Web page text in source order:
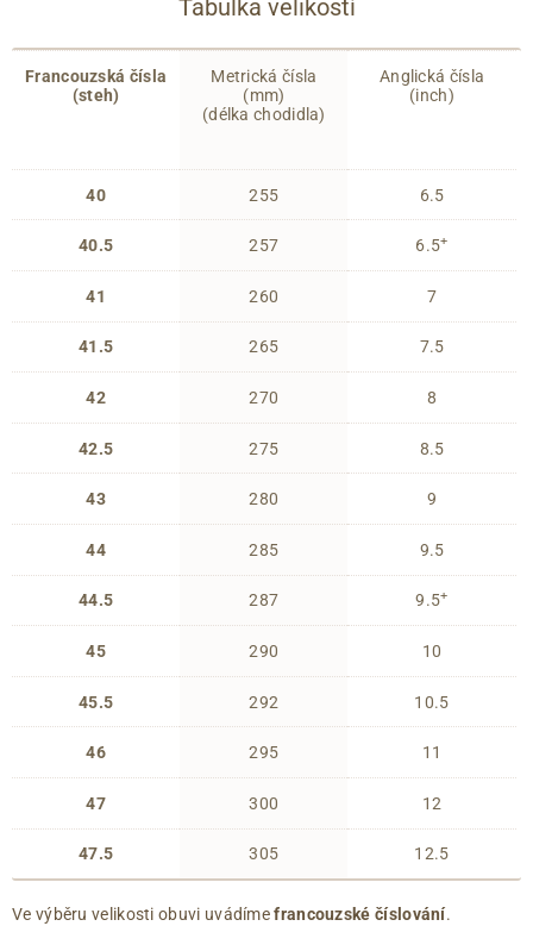
Tabulka velikostí
Francouzská čísla
(steh)
40
40.5
41
41.5
42
42.5
43
44
44.5
45
45.5
46
47
47.5
Metrická čísla
(mm)
(délka chodidla)
255
257
260
265
270
275
280
285
287
290
292
295
300
305
Anglická čísla
(inch)
6.5
6.5+
7
7.5
8
8.5
9
9.5
9.5+
10
10.5
11
12
12.5
Ve výběru velikosti obuvi uvádímefrancouzské číslování.